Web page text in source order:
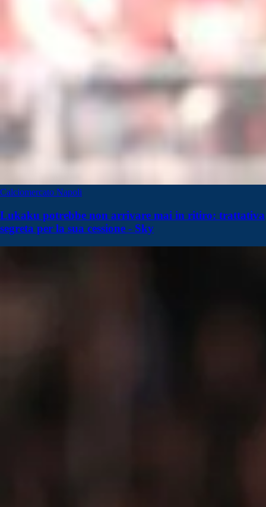
Calciomercato Napoli
Lukaku potrebbe non arrivare mai in ritiro: trattativa
segreta per la sua cessione - Sky